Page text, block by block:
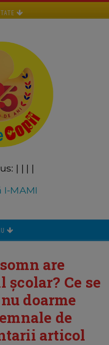
| | | |
I-MAMI
are
Ce se
doarme
de
articol